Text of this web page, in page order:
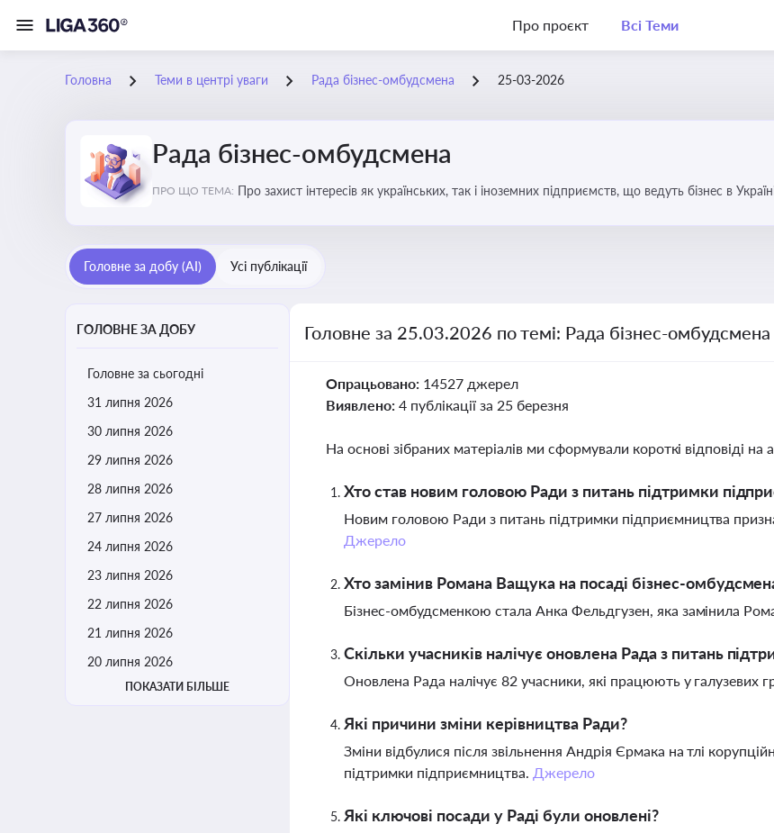
Про проєкт Всі Теми
Головна Теми в центрі уваги Рада бізнес-омбудсмена 25-03-2026
Рада бізнес-омбудсмена
ПРО ЩО ТЕМА: Про захист інтересів як українських, так і іноземних підприємств, що ведуть бізнес в
Головне за добу (AI) Усі публікації
ГОЛОВНЕ ЗА ДОБУ
Головне за сьогодні
31 липня 2026
30 липня 2026
29 липня 2026
28 липня 2026
27 липня 2026
24 липня 2026
23 липня 2026
22 липня 2026
21 липня 2026
20 липня 2026
ПОКАЗАТИ БІЛЬШЕ
Головне за 25.03.2026 по темі: Рада бізнес-омбудсмена
Опрацьовано: 14527 джерел
Виявлено: 4 публікації за 25 березня
На основі зібраних матеріалів ми сформували короткі відповіді на
Хто став новим головою Ради з питань підтримки
Новим головою Ради з питань підтримки підприємництва
Джерело
Хто замінив Романа Ващука на посаді бізнес-
Бізнес-омбудсменкою стала Анка Фельдгузен, яка замінила
Скільки учасників налічує оновлена Рада з питань
Оновлена Рада налічує 82 учасники, які працюють у галузевих
Які причини зміни керівництва Ради?
Зміни відбулися після звільнення Андрія Єрмака на тлі
підтримки підприємництва. Джерело
Які ключові посади у Раді були оновлені?